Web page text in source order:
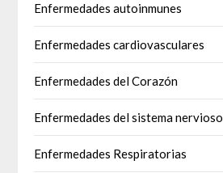
Enfermedades autoinmunes
Enfermedades cardiovasculares
Enfermedades del Corazón
Enfermedades del sistema nervioso
Enfermedades Respiratorias